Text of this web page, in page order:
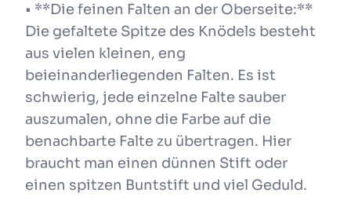
• **Die feinen Falten an der Oberseite:**
Die gefaltete Spitze des Knödels besteht
aus vielen kleinen, eng
beieinanderliegenden Falten. Es ist
schwierig, jede einzelne Falte sauber
auszumalen, ohne die Farbe auf die
benachbarte Falte zu übertragen. Hier
braucht man einen dünnen Stift oder
einen spitzen Buntstift und viel Geduld.